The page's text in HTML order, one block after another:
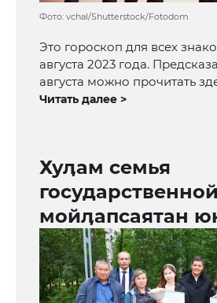
Фото: vchal/Shutterstock/Fotodom
Это гороскоп для всех
августа 2023 года.
августа можно прочитать
Читать далее >
Хуӆам семья
государственной
мойӆапсаятан